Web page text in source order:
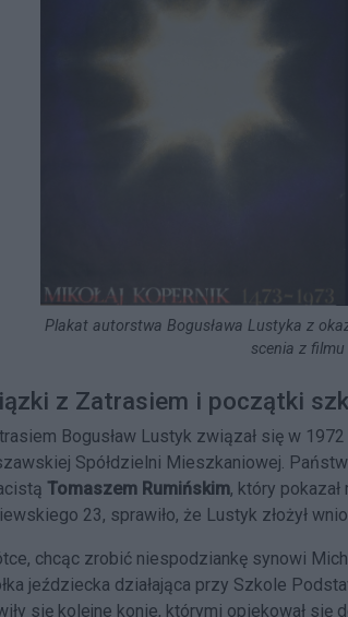
Plakat autorstwa Bogusława Lustyka z
scenia z
z Zatrasiem i początki
Bogusław Lustyk związał się w
Spółdzielni Mieszkaniowej.
Tomaszem Rumińskim, który
23, sprawiło, że Lustyk złożył
chcąc zrobić niespodziankę synowi
jeździecka działająca przy Szkole
się kolejne konie, którymi opiekował się